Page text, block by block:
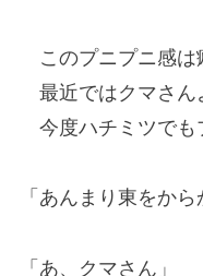
このプニプニ感は
最近ではクマさん
今度ハチミツでも
「あんまり東をか
「あ、クマさん」